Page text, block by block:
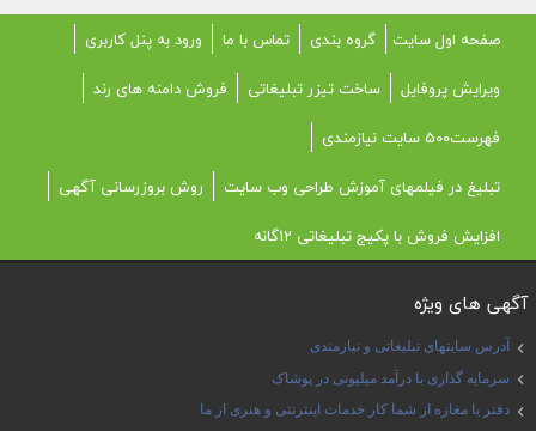
صفحه اول سایت گروه بندی تماس با ما
ورود به پنل کاربری
ویرایش پروفایل
ساخت تیزر تبلیغاتی
فروش دامنه های رند
فهرست500 سایت نیازمندی
تبلیغ در فیلمهای آموزش طراحی وب سایت
روش بروزرسانی آگهی
افزایش فروش با پکیج تبلیغاتی 12گانه
آگهی های ویژه
آدرس سایتهای تبلیغاتی و نیازمندی
سرمایه گذاری با درآمد میلیونی در پوشاک
دفتر یا مغازه از شما کار خدمات اینترنتی و هنری از ما